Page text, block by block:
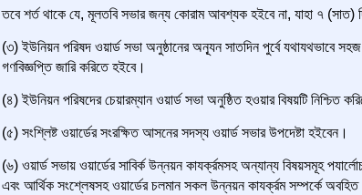
তবে শর্ত থাকে যে, মূলতবি সভার জন্য কোরাম আবশ্যক হইবে না, যাহা ৭
(৩) ইউনিয়ন পরিষদ ওয়ার্ড সভা অনুষ্ঠানের অন্যূন সাতদিন পুর্বে যথাযথভাবে
গণবিজ্ঞপ্তি জারি করিতে হইবে।
(৪) ইউনিয়ন পরিষদের চেয়ারম্যান ওয়ার্ড সভা অনুষ্ঠিত হওয়ার বিষয়টি নিশ্চিত
(৫) সংশ্লিষ্ট ওয়ার্ডের সংরক্ষিত আসনের সদস্য ওয়ার্ড সভার উপদেষ্টা হইবেন।
(৬) ওয়ার্ড সভায় ওয়ার্ডের সাবির্ক উন্নয়ন কাযর্ক্রমসহ অন্যান্য বিষয়সমূহ
এবং আর্থিক সংশ্লেষসহ ওয়ার্ডের চলমান সকল উন্নয়ন কাযর্ক্রম সম্পর্কে